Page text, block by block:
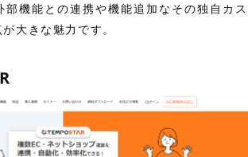
部機能との連携や機能追加なその独自カス
大きな魅力です。